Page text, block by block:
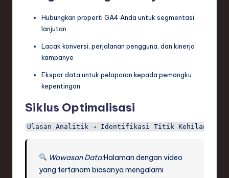
Hubungkan properti GA4 Anda untuk segmentasi
lanjutan
Lacak konversi, perjalanan pengguna, dan kinerja
kampanye
Ekspor data untuk pelaporan kepada pemangku
kepentingan
Siklus Optimalisasi
Ulasan Analitik → Identifikasi Titik Kehilangan
Wawasan Data:Halaman dengan video
yang tertanam biasanya mengalami